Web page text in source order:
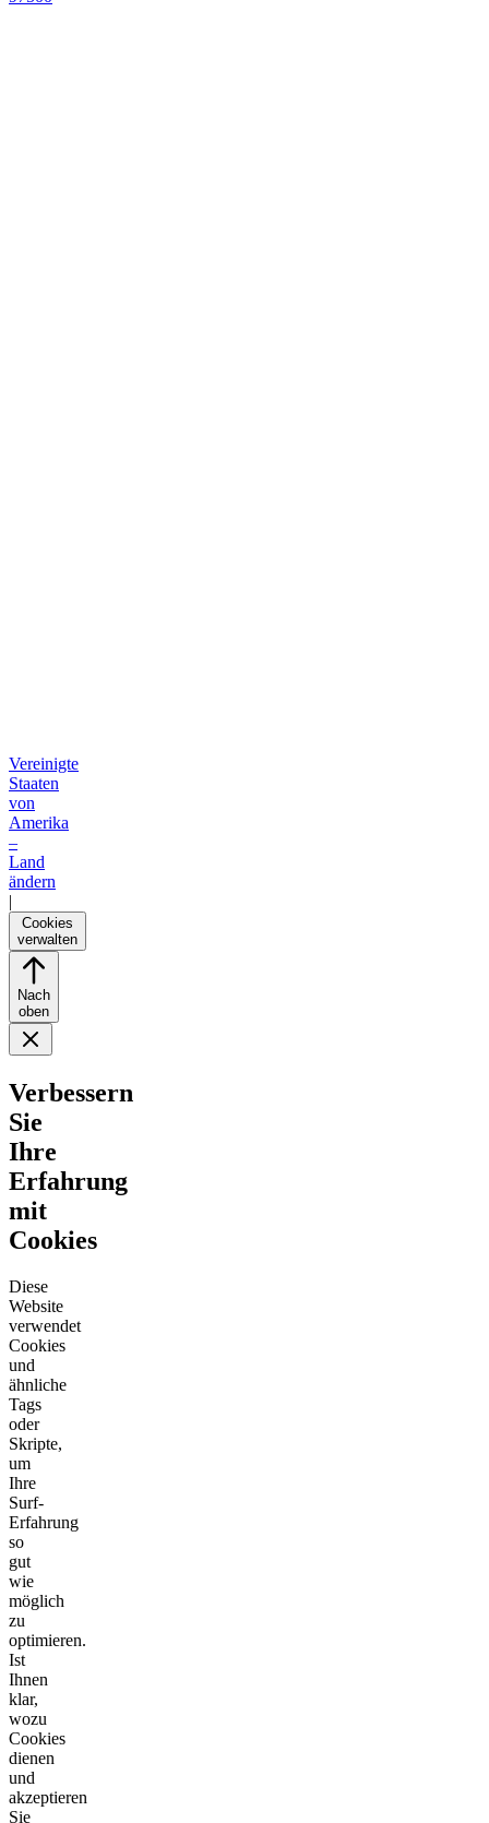
Vereinigte
Staaten
von
Amerika
–
Land
ändern
|
Cookies
verwalten
Nach
oben
Verbessern
Sie
Ihre
Erfahrung
mit
Cookies
Diese
Website
verwendet
Cookies
und
ähnliche
Tags
oder
Skripte,
um
Ihre
Surf-
Erfahrung
so
gut
wie
möglich
zu
optimieren.
Ist
Ihnen
klar,
wozu
Cookies
dienen
und
akzeptieren
Sie